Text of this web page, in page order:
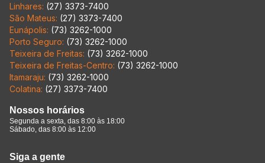
Linhares: (27) 3373-7400
São Mateus: (27) 3373-7400
Eunápolis: (73) 3262-1000
Porto Seguro: (73) 3262-1000
Teixeira de Freitas: (73) 3262-1000
Teixeira de Freitas-Centro: (73) 3262-1000
Itamaraju: (73) 3262-1000
Colatina: (27) 3373-7400
Nossos horários
Segunda a sexta, das 8:00 às 18:00
Sábado, das 8:00 às 12:00
Siga a gente